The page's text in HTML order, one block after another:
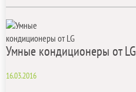
Умные кондиционеры от LG
16.03.2016